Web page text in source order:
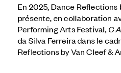
En 2025, Dance Reflections
présente, en collaboration
Performing Arts Festival, C
da Silva Ferreira dans le
Reflections byVan Cleef &